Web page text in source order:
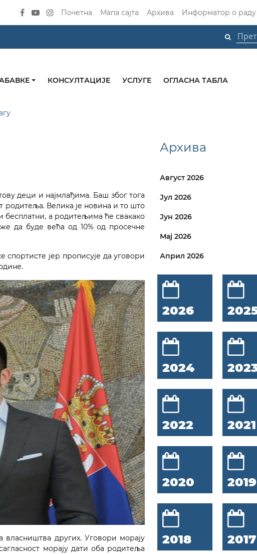
Почетна Мапа сајта Архива Информатор о раду
КОНСУЛТАЦИЈЕ УСЛУГЕ ОГЛАСНА ТАБЛА
деци и најмлађима. Баш због тога
родитеља. Велика је новина и то што
бесплатни, а родитељима ће свакако
да буде већа од 10% од просечне
јер прописује да уговори
других. Уговори морају
морају дати оба родитеља
Архива
Август 2026
Јул 2026
Јун 2026
Мај 2026
Април 2026
2026
2024
2022 2021
2020 2019
2018 2017